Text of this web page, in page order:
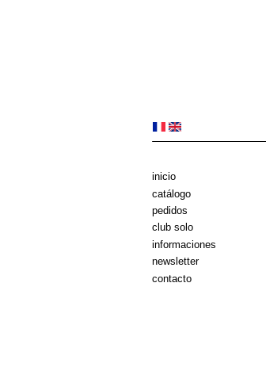
inicio
catálogo
pedidos
club solo
informaciones
newsletter
contacto